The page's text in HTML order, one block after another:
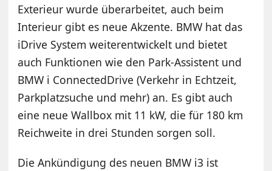
Exterieur wurde überarbeitet, auch beim
Interieur gibt es neue Akzente. BMW hat das
iDrive System weiterentwickelt und bietet
auch Funktionen wie den Park-Assistent und
BMW i ConnectedDrive (Verkehr in Echtzeit,
Parkplatzsuche und mehr) an. Es gibt auch
eine neue Wallbox mit 11 kW, die für 180 km
Reichweite in drei Stunden sorgen soll.
Die Ankündigung des neuen BMW i3 ist